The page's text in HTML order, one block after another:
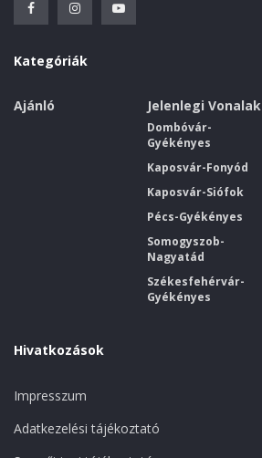
Kategóriák
Ajánló Jelenlegi Vonalak
Dombóvár-
Gyékényes
Kaposvár-Fonyód
Kaposvár-Siófok
Pécs-Gyékényes
Somogyszob-
Nagyatád
Székesfehérvár-
Gyékényes
Hivatkozások
Impresszum
Adatkezelési tájékoztató